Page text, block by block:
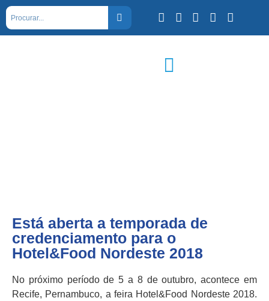
Está aberta a temporada de
credenciamento para o
Hotel&Food Nordeste 2018
No próximo período de 5 a 8 de outubro, acontece em
Recife, Pernambuco, a feira Hotel&Food Nordeste 2018.